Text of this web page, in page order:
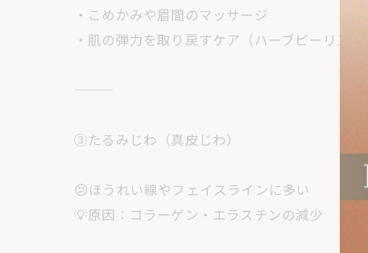
・こめかみや眉間のマッサージ
・肌の弾力を取り戻すケア（ハーブピーリング
③たるみじわ（真皮じわ）
😣ほうれい線やフェイスラインに多い
💡原因：コラーゲン・エラスチンの減少